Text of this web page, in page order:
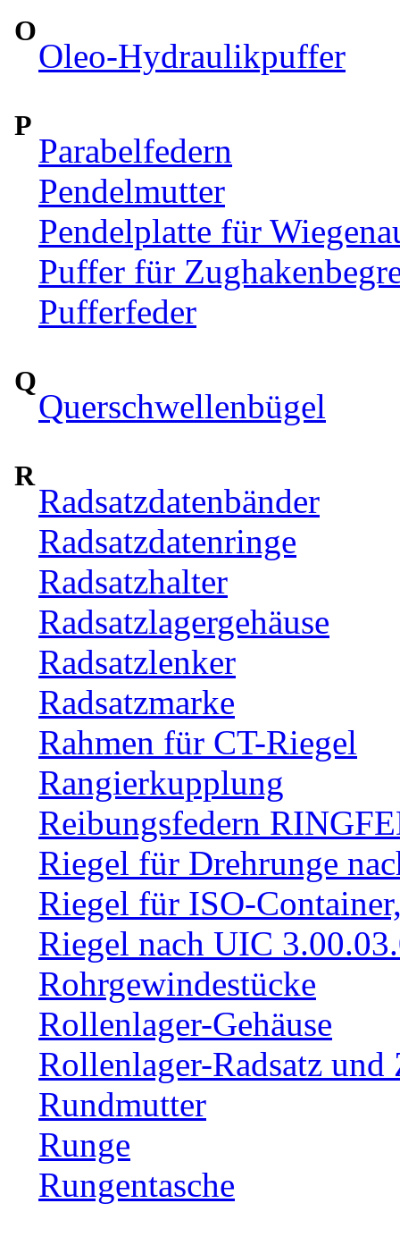
O
Oleo-Hydraulikpuffer
P
Parabelfedern
Pendelmutter
Pendelplatte für
Puffer für
Pufferfeder
Q
Querschwellenbügel
R
Radsatzdatenbänder
Radsatzdatenringe
Radsatzhalter
Radsatzlagergehäuse
Radsatzlenker
Radsatzmarke
Rahmen für CT-Riegel
Rangierkupplung
Reibungsfedern
Riegel für Drehrunge
Riegel für ISO-
Riegel nach UIC
Rohrgewindestücke
Rollenlager-Gehäuse
Rollenlager-Radsatz und
Rundmutter
Runge
Rungentasche